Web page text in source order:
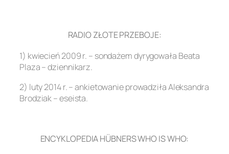
RADIO ZŁOTE PRZEBOJE:
1) kwiecień 2009 r. – sondażem dyrygowała Beata
Plaza – dziennikarz.
2) luty 2014 r. – ankietowanie prowadziła Aleksandra
Brodziak – eseista.
ENCYKLOPEDIA HÜBNERS WHO IS WHO: